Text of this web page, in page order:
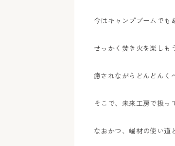
今はキャンプブームでも
せっかく焚き火を楽しも
癒されながらどんどんく
そこで、未来工房で扱っ
なおかつ、端材の使い道